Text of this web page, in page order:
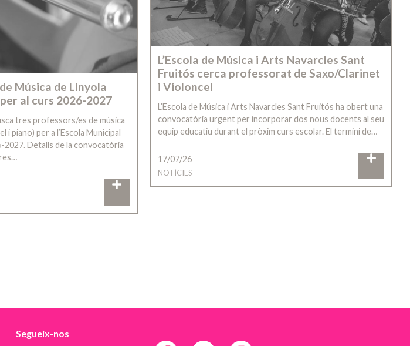
Música de Linyola
al curs 2026-2027
tres professors/es de música
piano) per a l’Escola Municipal
2027. Detalls de la convocatòria
L’Escola de Música i Arts Navarcles Sant
Fruitós cerca professorat de Saxo/Clarinet
i Violoncel
L’Escola de Música i Arts Navarcles Sant Fruitós ha obert una
convocatòria urgent per incorporar dos nous docents al seu
equip educatiu durant el pròxim curs escolar. El termini de…
17/07/26
NOTÍCIES
Segueix-nos